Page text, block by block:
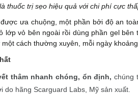
thuốc trị sẹo hiệu quả với chi phí cực
ưa chuộng, một phần bởi độ an
lớp vỏ bên ngoài rồi dùng phần gel
cách thường xuyên, mỗi ngày
thâm nhanh chóng, ổn định, chúng
hãng Scarguard Labs, Mỹ sản xuất.